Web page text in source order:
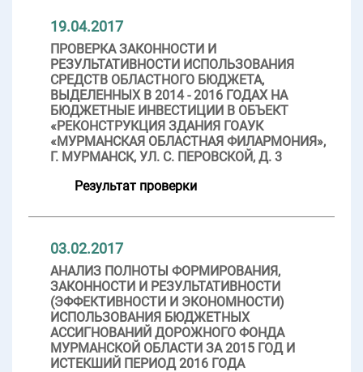
19.04.2017
ПРОВЕРКА ЗАКОННОСТИ И
РЕЗУЛЬТАТИВНОСТИ ИСПОЛЬЗОВАНИЯ
СРЕДСТВ ОБЛАСТНОГО БЮДЖЕТА,
ВЫДЕЛЕННЫХ В 2014 - 2016 ГОДАХ НА
БЮДЖЕТНЫЕ ИНВЕСТИЦИИ В ОБЪЕКТ
«РЕКОНСТРУКЦИЯ ЗДАНИЯ ГОАУК
«МУРМАНСКАЯ ОБЛАСТНАЯ ФИЛАРМОНИЯ»,
Г. МУРМАНСК, УЛ. С. ПЕРОВСКОЙ, Д. 3
Результат проверки
03.02.2017
АНАЛИЗ ПОЛНОТЫ ФОРМИРОВАНИЯ,
ЗАКОННОСТИ И РЕЗУЛЬТАТИВНОСТИ
(ЭФФЕКТИВНОСТИ И ЭКОНОМНОСТИ)
ИСПОЛЬЗОВАНИЯ БЮДЖЕТНЫХ
АССИГНОВАНИЙ ДОРОЖНОГО ФОНДА
МУРМАНСКОЙ ОБЛАСТИ ЗА 2015 ГОД И
ИСТЕКШИЙ ПЕРИОД 2016 ГОДА